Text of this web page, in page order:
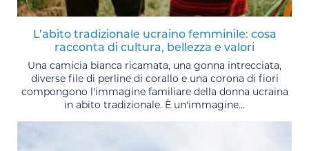
L’abito tradizionale ucraino femminile: cosa
racconta di cultura, bellezza e valori
Una camicia bianca ricamata, una gonna intrecciata,
diverse file di perline di corallo e una corona di fiori
compongono l'immagine familiare della donna ucraina
in abito tradizionale. È un'immagine...